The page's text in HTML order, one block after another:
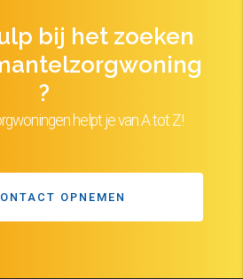
bij het zoeken
?
helpt je van A tot Z!
OPNEMEN